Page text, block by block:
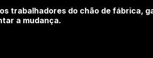
trabalhadores do chão de fábrica,
a mudança.